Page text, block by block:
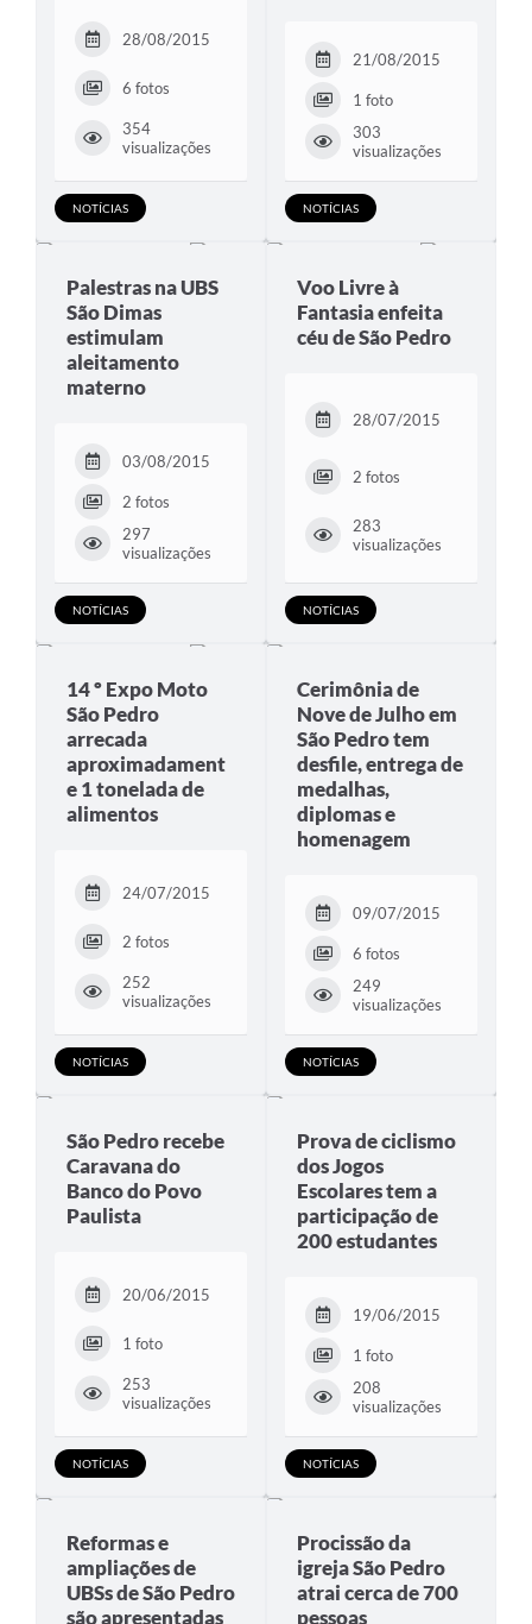
28/08/2015
6 fotos
354
visualizações
NOTÍCIAS
21/08/2015
1 foto
303
visualizações
NOTÍCIAS
Palestras na UBS
São Dimas
estimulam
aleitamento
materno
03/08/2015
2 fotos
297
visualizações
NOTÍCIAS
Voo Livre à
Fantasia enfeita
céu de São Pedro
28/07/2015
2 fotos
283
visualizações
NOTÍCIAS
14 º Expo Moto
São Pedro
arrecada
aproximadament
e 1 tonelada de
alimentos
24/07/2015
2 fotos
252
visualizações
NOTÍCIAS
Cerimônia de
Nove de Julho em
São Pedro tem
desfile, entrega de
medalhas,
diplomas e
homenagem
09/07/2015
6 fotos
249
visualizações
NOTÍCIAS
São Pedro recebe
Caravana do
Banco do Povo
Paulista
20/06/2015
1 foto
253
visualizações
NOTÍCIAS
Prova de ciclismo
dos Jogos
Escolares tem a
participação de
200 estudantes
19/06/2015
1 foto
208
visualizações
NOTÍCIAS
Reformas e
ampliações de
UBSs de São Pedro
são apresentadas
Procissão da
igreja São Pedro
atrai cerca de 700
pessoas